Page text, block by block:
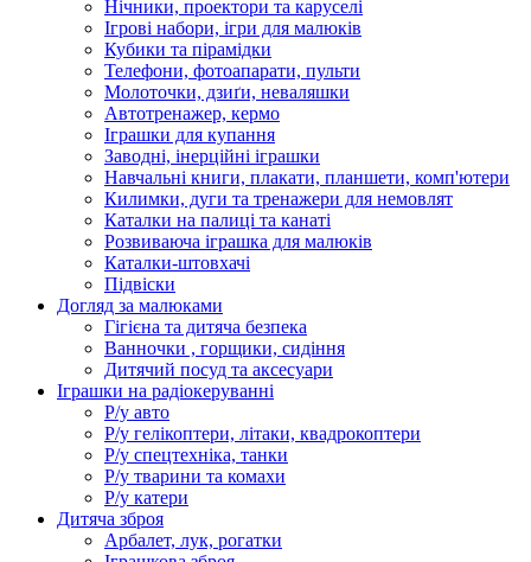
Нічники, проектори та каруселі
Ігрові набори, ігри для малюків
Кубики та пірамідки
Телефони, фотоапарати, пульти
Молоточки, дзиґи, неваляшки
Автотренажер, кермо
Іграшки для купання
Заводні, інерційні іграшки
Навчальні книги, плакати, планшети, комп'ютери
Килимки, дуги та тренажери для немовлят
Каталки на палиці та канаті
Розвиваюча іграшка для малюків
Каталки-штовхачі
Підвіски
Догляд за малюками
Гігієна та дитяча безпека
Ванночки , горщики, сидіння
Дитячий посуд та аксесуари
Іграшки на радіокеруванні
Р/у авто
Р/у гелікоптери, літаки, квадрокоптери
Р/у спецтехніка, танки
Р/у тварини та комахи
Р/у катери
Дитяча зброя
Арбалет, лук, рогатки